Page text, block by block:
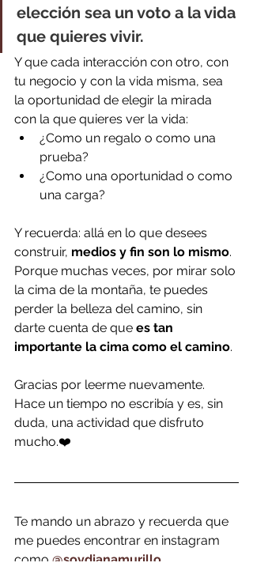
elección sea un voto a la vida
que quieres vivir.
Y que cada interacción con otro, con
tu negocio y con la vida misma, sea
la oportunidad de elegir la mirada
con la que quieres ver la vida:
¿Como un regalo o como una
prueba?
¿Como una oportunidad o como
una carga?
Y recuerda: allá en lo que desees
construir, medios y fin son lo mismo.
Porque muchas veces, por mirar solo
la cima de la montaña, te puedes
perder la belleza del camino, sin
darte cuenta de que es tan
importante la cima como el camino.
Gracias por leerme nuevamente.
Hace un tiempo no escribía y es, sin
duda, una actividad que disfruto
mucho.❤️
Te mando un abrazo y recuerda que
me puedes encontrar en instagram
como @soydianamurillo